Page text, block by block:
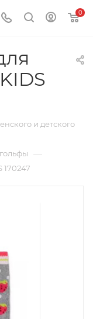
0
и детского
—
170247